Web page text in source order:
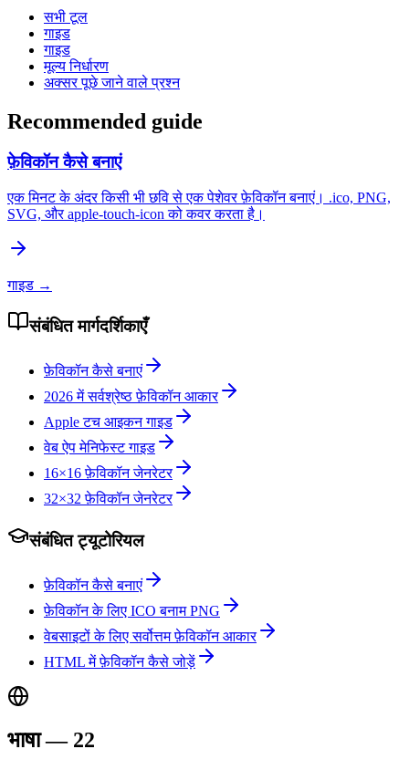
सभी टूल
गाइड
गाइड
मूल्य निर्धारण
अक्सर पूछे जाने वाले प्रश्न
Recommended guide
फ़ेविकॉन कैसे बनाएं
एक मिनट के अंदर किसी भी छवि से एक पेशेवर फ़ेविकॉन बनाएं। .ico, PNG,
SVG, और apple-touch-icon को कवर करता है।
गाइड →
संबंधित मार्गदर्शिकाएँ
फ़ेविकॉन कैसे बनाएं
2026 में सर्वश्रेष्ठ फ़ेविकॉन आकार
Apple टच आइकन गाइड
वेब ऐप मेनिफेस्ट गाइड
16×16 फ़ेविकॉन जेनरेटर
32×32 फ़ेविकॉन जेनरेटर
संबंधित ट्यूटोरियल
फ़ेविकॉन कैसे बनाएं
फ़ेविकॉन के लिए ICO बनाम PNG
वेबसाइटों के लिए सर्वोत्तम फ़ेविकॉन आकार
HTML में फ़ेविकॉन कैसे जोड़ें
भाषा— 22